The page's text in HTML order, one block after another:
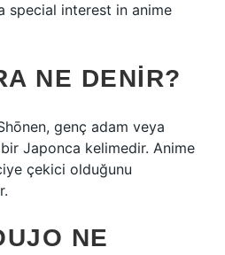
special interest in anime
NE DENIR?
genç adam veya
Japonca kelimedir. Anime
çekici olduğunu
NE